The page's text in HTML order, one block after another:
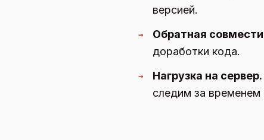
версией.
→ Обратная
доработки кода.
→ Нагрузка на сервер.
следим за временем